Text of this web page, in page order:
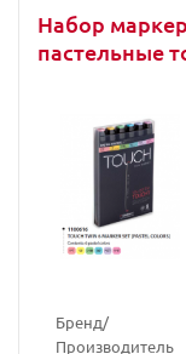
Набор
пастельные
Бренд/
Производитель